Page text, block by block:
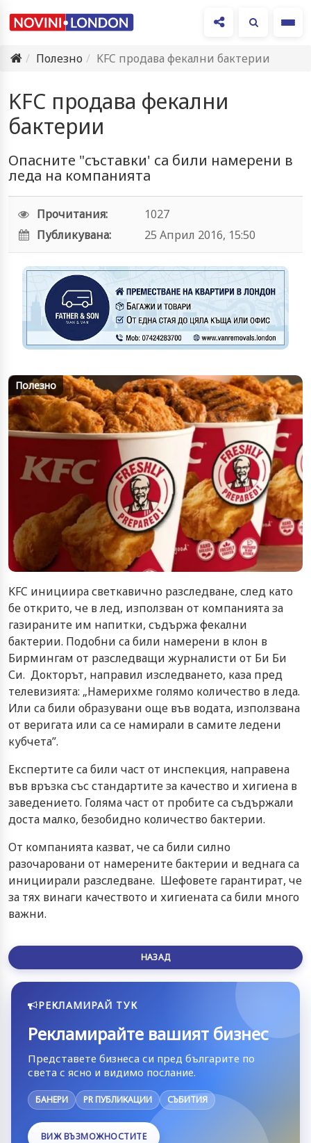
Полезно
KFC продава фекални бактерии
KFC продава фекални
бактерии
Опасните "съставки' са били намерени в
леда на компанията
Прочитания:
1027
Публикувана:
25 Април 2016, 15:50
Полезно
KFC инициира светкавично разследване, след като
бе открито, че в лед, използван от компанията за
газираните им напитки, съдържа фекални
бактерии. Подобни са били намерени в клон в
Бирмингам от разследващи журналисти от Би Би
Си. Докторът, направил изследването, каза пред
телевизията: „Намерихме голямо количество в леда.
Или са били образувани още във водата, използвана
от веригата или са се намирали в самите ледени
кубчета”.
Експертите са били част от инспекция, направена
във връзка със стандартите за качество и хигиена в
заведението. Голяма част от пробите са съдържали
доста малко, безобидно количество бактерии.
От компанията казват, че са били силно
разочаровани от намерените бактерии и веднага са
инициирали разследване. Шефовете гарантират, че
за тях винаги качеството и хигиената са били много
важни.
НАЗАД
РЕКЛАМИРАЙ ТУК
Рекламирайте вашият бизнес
Представете бизнеса си пред българите по
света с ясно и видимо послание.
БАНЕРИ PR ПУБЛИКАЦИИ СЪБИТИЯ
ВИЖ ВЪЗМОЖНОСТИТЕ